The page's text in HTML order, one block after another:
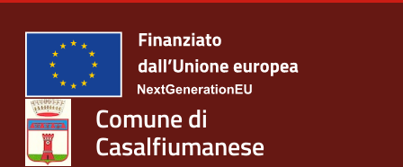
Comune di
Casalfiumanese